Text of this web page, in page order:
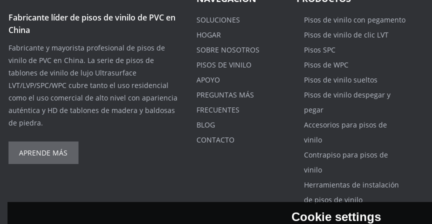
Fabricante líder de pisos de vinilo de PVC en
China
Fabricante y mayorista profesional de pisos de
vinilo de PVC en China. La serie de pisos de
tablones de vinilo de lujo Ultrasurface
LVT/LVP/SPC/WPC cubre tanto el uso residencial
como el uso comercial de alto nivel con apariencia
auténtica y HD de tablones de madera y baldosas
de piedra.
APRENDE MÁS
SOLUCIONES
HOGAR
SOBRE NOSOTROS
PISOS DE VINILO
APOYO
PREGUNTAS MÁS
FRECUENTES
BLOG
CONTACTO
Pisos de vinilo con pegamento
Pisos de vinilo de clic LVT
Pisos SPC
Pisos de WPC
Pisos de vinilo sueltos
Pisos de vinilo despegar y
pegar
Accesorios para pisos de
vinilo
Contrapiso para pisos de
vinilo
Herramientas de instalación
de pisos de vinilo
Cookie settings